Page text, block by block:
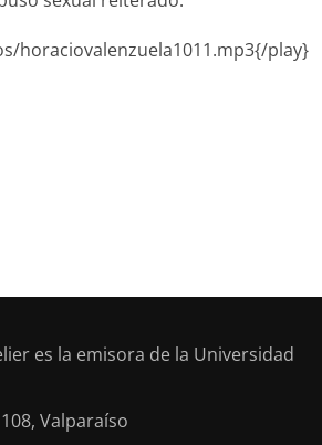
horaciovalenzuela1011.mp3{/play}
es la emisora de la Universidad
Valparaíso